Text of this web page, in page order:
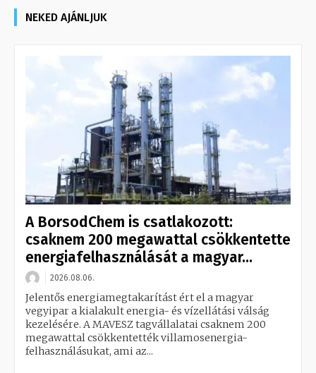
NEKED AJÁNLJUK
A BorsodChem is csatlakozott:
csaknem 200 megawattal csökkentette
energiafelhasználását a magyar...
2026.08.06.
Jelentős energiamegtakarítást ért el a magyar
vegyipar a kialakult energia- és vízellátási válság
kezelésére. A MAVESZ tagvállalatai csaknem 200
megawattal csökkentették villamosenergia-
felhasználásukat, ami az...